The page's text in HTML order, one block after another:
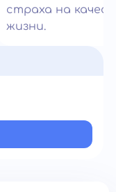
страха на
жизни.